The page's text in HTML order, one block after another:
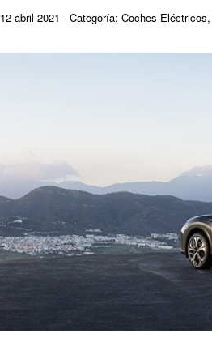
12 abril 2021 - Categoría: Coches Eléctricos,